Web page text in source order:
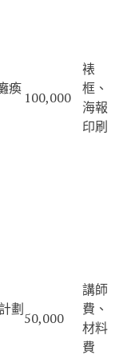
瘓
100,000
裱
框、
海報
印刷
劃
50,000
講師
費、
材料
費